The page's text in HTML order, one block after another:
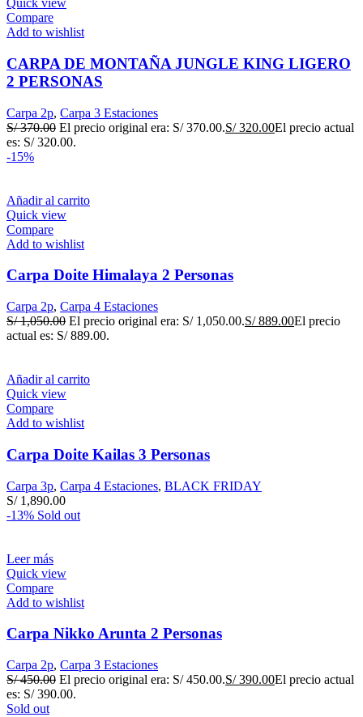
Quick view
Compare
Add to wishlist
CARPA DE MONTAÑA JUNGLE KING LIGERO
2 PERSONAS
Carpa 2p, Carpa 3 Estaciones
S/370.00 El precio original era: S/ 370.00.S/320.00El precio actual
es: S/ 320.00.
-15%
Añadir al carrito
Quick view
Compare
Add to wishlist
Carpa Doite Himalaya 2 Personas
Carpa 2p, Carpa 4 Estaciones
S/1,050.00 El precio original era: S/ 1,050.00.S/889.00El precio
actual es: S/ 889.00.
Añadir al carrito
Quick view
Compare
Add to wishlist
Carpa Doite Kailas 3 Personas
Carpa 3p, Carpa 4 Estaciones, BLACK FRIDAY
S/1,890.00
-13% Sold out
Leer más
Quick view
Compare
Add to wishlist
Carpa Nikko Arunta 2 Personas
Carpa 2p, Carpa 3 Estaciones
S/450.00 El precio original era: S/ 450.00.S/390.00El precio actual
es: S/ 390.00.
Sold out